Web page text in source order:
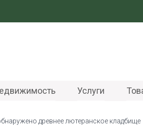
Услуги
древнее лютеранское кладбище